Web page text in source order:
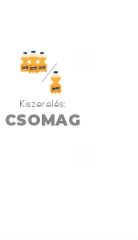
Kiszerelés:
CSOMAG